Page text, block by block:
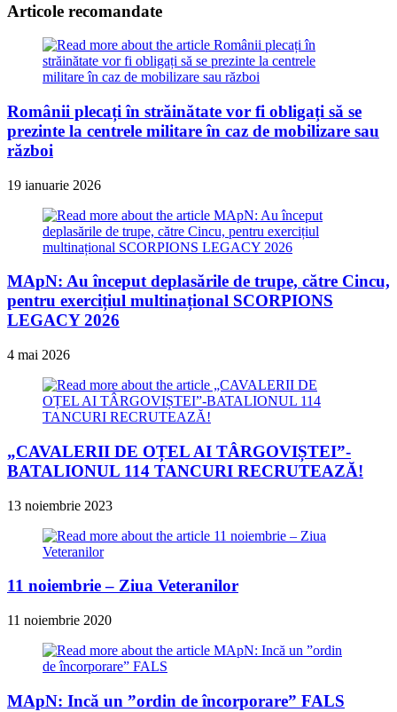
Articole recomandate
Românii plecați în străinătate vor fi obligați să se
prezinte la centrele militare în caz de mobilizare sau
război
19 ianuarie 2026
MApN: Au început deplasările de trupe, către Cincu,
pentru exercițiul multinațional SCORPIONS
LEGACY 2026
4 mai 2026
„CAVALERII DE OȚEL AI TÂRGOVIȘTEI”-
BATALIONUL 114 TANCURI RECRUTEAZĂ!
13 noiembrie 2023
11 noiembrie – Ziua Veteranilor
11 noiembrie 2020
MApN: Incă un ”ordin de încorporare” FALS